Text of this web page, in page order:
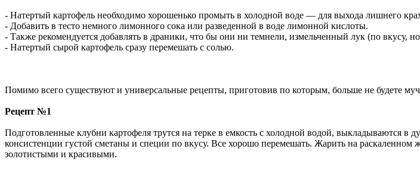
- Натертый картофель необходимо хорошенько промыть в холодной воде — для выхода лишнего
- Добавить в тесто немного лимонного сока или разведенной в воде лимонной кислоты.
- Также рекомендуется добавлять в драники, что бы они ни темнели, измельченный лук (по
- Натертый сырой картофель сразу перемешать с солью.
Помимо всего существуют и универсальные рецепты, приготовив по которым, больше не будете
Рецепт №1
Подготовленные клубни картофеля трутся на терке в емкость с холодной водой, выкладываются в
консистенции густой сметаны и специи по вкусу. Все хорошо перемешать. Жарить на
золотистыми и красивыми.